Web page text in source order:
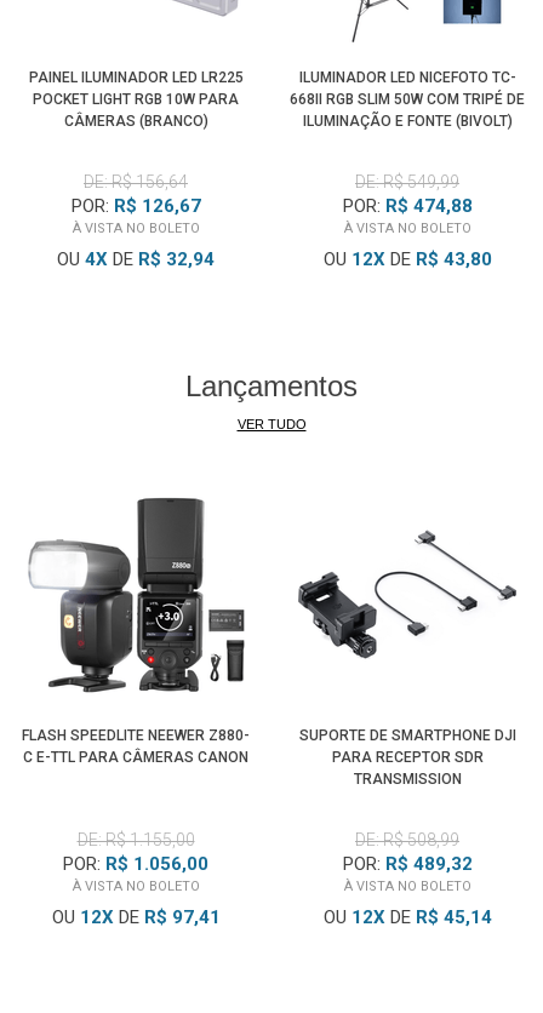
PAINEL ILUMINADOR LED LR225
POCKET LIGHT RGB 10W PARA
CÂMERAS (BRANCO)
DE: R$ 156,64
POR: R$ 126,67
À VISTA NO BOLETO
OU 4X DE R$ 32,94
ILUMINADOR LED NICEFOTO TC-
668II RGB SLIM 50W COM TRIPÉ DE
ILUMINAÇÃO E FONTE (BIVOLT)
DE: R$ 549,99
POR: R$ 474,88
À VISTA NO BOLETO
OU 12XDE R$ 43,80
Lançamentos
VER TUDO
FLASH SPEEDLITE NEEWER Z880-
C E-TTL PARA CÂMERAS CANON
DE: R$ 1.155,00
POR: R$ 1.056,00
À VISTA NO BOLETO
OU 12XDE R$ 97,41
SUPORTE DE SMARTPHONE DJI
PARA RECEPTOR SDR
TRANSMISSION
DE: R$ 508,99
POR: R$ 489,32
À VISTA NO BOLETO
OU 12XDE R$ 45,14